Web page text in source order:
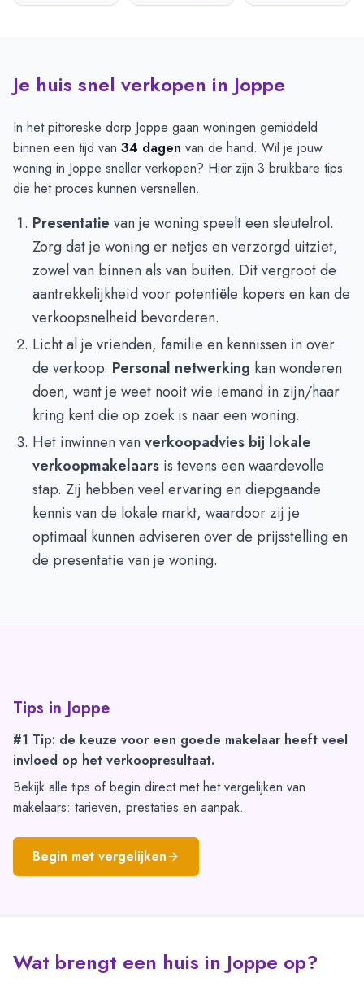
Je huis snel verkopen in Joppe
In het pittoreske dorp Joppe gaan woningen gemiddeld
binnen een tijd van 34 dagen van de hand. Wil je jouw
woning in Joppe sneller verkopen? Hier zijn 3 bruikbare tips
die het proces kunnen versnellen.
Presentatie van je woning speelt een sleutelrol.
Zorg dat je woning er netjes en verzorgd uitziet,
zowel van binnen als van buiten. Dit vergroot de
aantrekkelijkheid voor potentiële kopers en kan de
verkoopsnelheid bevorderen.
Licht al je vrienden, familie en kennissen in over
de verkoop. Personal netwerking kan wonderen
doen, want je weet nooit wie iemand in zijn/haar
kring kent die op zoek is naar een woning.
Het inwinnen vanverkoopadvies bij lokale
verkoopmakelaars is tevens een waardevolle
stap. Zij hebben veel ervaring en diepgaande
kennis van de lokale markt, waardoor zij je
optimaal kunnen adviseren over de prijsstelling en
de presentatie van je woning.
Tips in Joppe
#1 Tip: de keuze voor een goede makelaar heeft veel
invloed op het verkoopresultaat.
Bekijk alle tips of begin direct met het vergelijken van
makelaars: tarieven, prestaties en aanpak.
Begin met vergelijken
Wat brengt een huis in Joppe op?